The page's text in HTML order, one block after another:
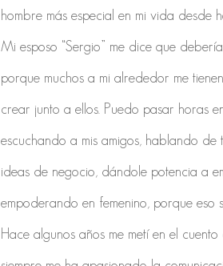
hombre más especial en mi vida desde
Mi esposo “Sergio” me dice que
porque muchos a mi alrededor me
crear junto a ellos. Puedo pasar horas
escuchando a mis amigos, hablando
ideas de negocio, dándole potencia a
empoderando en femenino, porque eso
Hace algunos años me metí en el